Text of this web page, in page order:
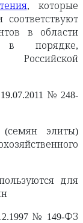
, которые
в области
в порядке,
Российской
№ 248-
элиты)
для
№ 149-ФЗ